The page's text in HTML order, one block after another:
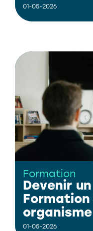
01-05-2026
Formation
Devenir
01-05-2026